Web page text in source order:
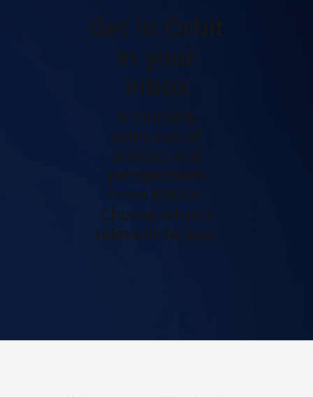
Get In Orbit
in your
inbox
A monthly
selection of
articles and
perspectives
from KWAN.
Choose what's
relevant to you.